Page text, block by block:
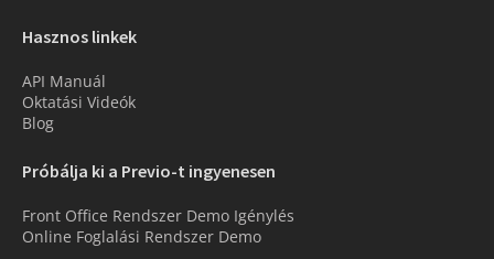
Hasznos linkek
API Manuál
Oktatási Videók
Blog
Próbálja ki a Previo-t ingyenesen
Front Office Rendszer Demo Igénylés
Online Foglalási Rendszer Demo